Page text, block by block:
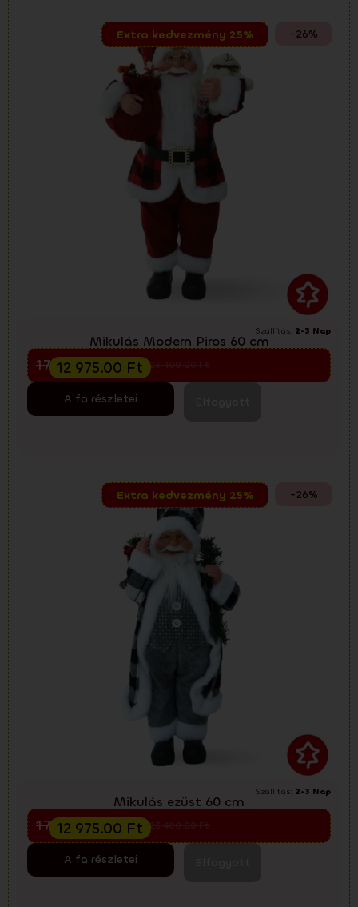
-26%
Extra kedvezmény 25%
Szállítás: 2-3 Nap
Mikulás Modern Piros 60 cm
Előkarácsonyi kiárusítás
23 400.00
17 300.00Ft
12 975.00 Ft
A fa részletei
-26%
Extra kedvezmény 25%
Szállítás: 2-3 Nap
Mikulás ezüst 60 cm
Előkarácsonyi kiárusítás
23 400.00
17 300.00Ft
12 975.00 Ft
A fa részletei